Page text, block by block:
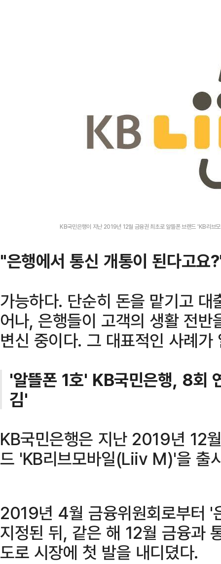
KB국민은행이 지난 2019년 12월 금융권 최초로 알뜰폰 브랜드 'KB리
"은행에서 통신 개통이 된다고요
가능하다. 단순히 돈을 맡기고
어나, 은행들이 고객의 생활 전
변신 중이다. 그 대표적인 사례가
'알뜰폰 1호' KB국민은행, 8회
김'
KB국민은행은 지난 2019년 12
드 'KB리브모바일(Liiv M)'을 출
2019년 4월 금융위원회로부터 '
지정된 뒤, 같은 해 12월 금융과
도로 시장에 첫 발을 내디뎠다.